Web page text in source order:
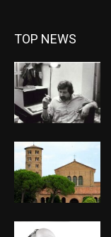
TOP NEWS